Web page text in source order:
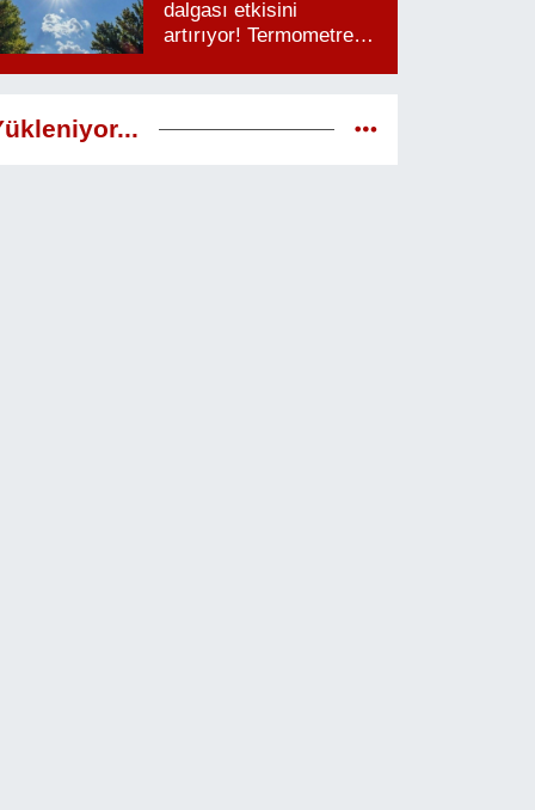
dalgası etkisini
artırıyor! Termometreler